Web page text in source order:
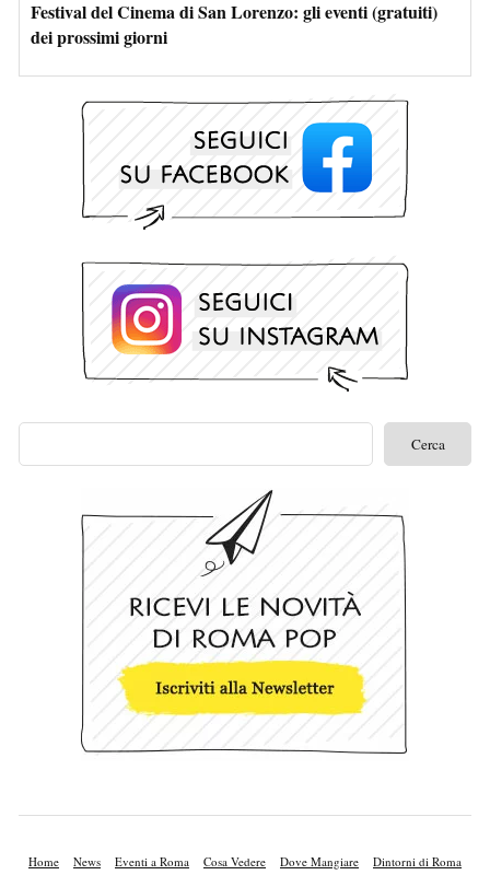
Festival del Cinema di San Lorenzo: gli eventi (gratuiti)
dei prossimi giorni
Home News Eventi a Roma Cosa Vedere Dove Mangiare Dintorni di Roma